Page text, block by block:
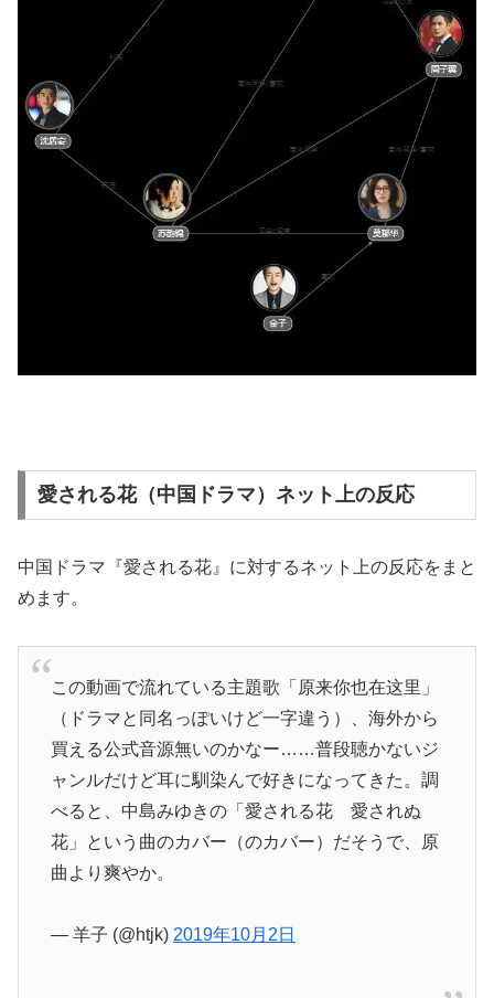
愛される花（中国ドラマ）ネット上の反応
中国ドラマ『愛される花』に対するネット上の反応をまと
めます。
この動画で流れている主題歌「原来你也在这里」
（ドラマと同名っぽいけど一字違う）、海外から
買える公式音源無いのかなー……普段聴かないジ
ャンルだけど耳に馴染んで好きになってきた。調
べると、中島みゆきの「愛される花 愛されぬ
花」という曲のカバー（のカバー）だそうで、原
曲より爽やか。
— 羊子 (@htjk) 2019年10月2日